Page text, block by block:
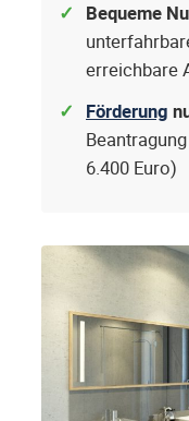
Bequeme
erreichbare
Förderung
6.400 Euro)